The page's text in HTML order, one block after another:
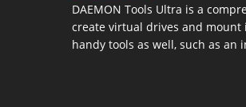
DAEMON Tools Ultra is a
create virtual drives and mount
handy tools as well, such as